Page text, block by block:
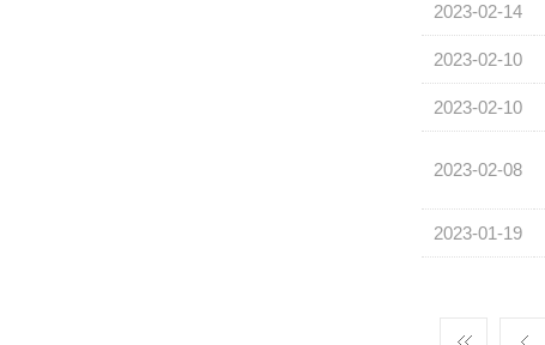
2023-02-14
2023-02-10
2023-02-10
2023-02-08
2023-01-19